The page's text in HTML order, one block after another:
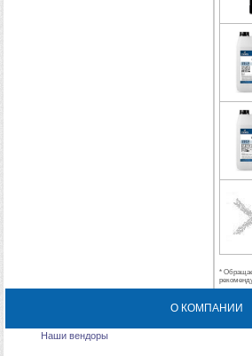
*
О КОМПАНИИ
Наши вендоры